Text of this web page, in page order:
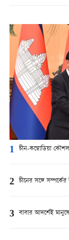
1 চীন-কম্বোডিয়া
2 চীনের সঙ্গে
3 বাবার আদর্শেই